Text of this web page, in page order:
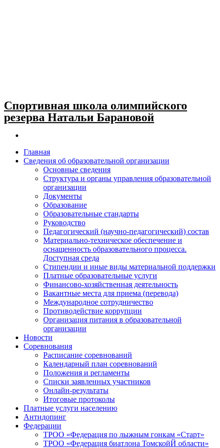
Спортивная школа олимпийского
резерва Натальи Барановой
Главная
Сведения об образовательной организации
Основные сведения
Структура и органы управления образовательной
организации
Документы
Образование
Образовательные стандарты
Руководство
Педагогический (научно-педагогический) состав
Материально-техническое обеспечение и
оснащенность образовательного процесса.
Доступная среда
Стипендии и иные виды материальной поддержки
Платные образовательные услуги
Финансово-хозяйственная деятельность
Вакантные места для приема (перевода)
Международное сотрудничество
Противодействие коррупции
Организация питания в образовательной
организации
Новости
Соревнования
Расписание соревнований
Календарный план соревнований
Положения и регламенты
Списки заявленных участников
Онлайн-результаты
Итоговые протоколы
Платные услуги населению
Антидопинг
Федерации
ТРОО «Федерация по лыжным гонкам «Старт»
ТРОО «Федерация биатлона ТомскойЙ области»